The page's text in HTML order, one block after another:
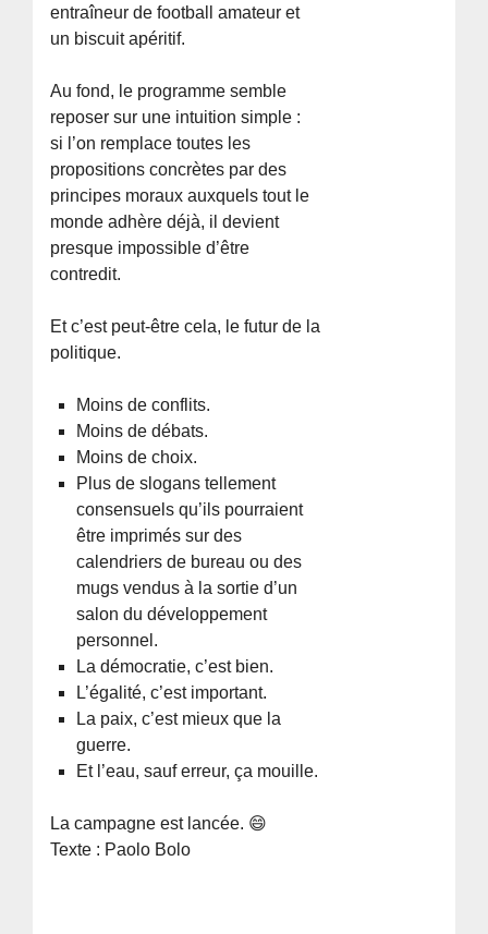
entraîneur de football amateur et
un biscuit apéritif.
Au fond, le programme semble
reposer sur une intuition simple :
si l’on remplace toutes les
propositions concrètes par des
principes moraux auxquels tout le
monde adhère déjà, il devient
presque impossible d’être
contredit.
Et c’est peut-être cela, le futur de la
politique.
Moins de conflits.
Moins de débats.
Moins de choix.
Plus de slogans tellement
consensuels qu’ils pourraient
être imprimés sur des
calendriers de bureau ou des
mugs vendus à la sortie d’un
salon du développement
personnel.
La démocratie, c’est bien.
L’égalité, c’est important.
La paix, c’est mieux que la
guerre.
Et l’eau, sauf erreur, ça mouille.
La campagne est lancée. 😄
Texte : Paolo Bolo